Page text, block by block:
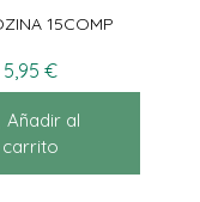
15COMP
5,95 €
Añadir al
carrito